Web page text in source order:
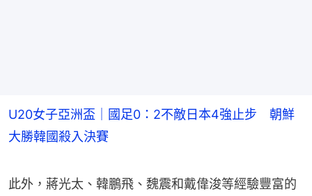
U20女子亞洲盃｜國足0：2不敵日本4強止步 朝鮮
大勝韓國殺入決賽
此外，蔣光太、韓鵬飛、魏震和戴偉浚等經驗豐富的